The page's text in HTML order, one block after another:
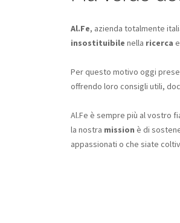
Al.Fe, azienda totalmente
insostituibile nella ricerca
Per questo motivo oggi
offrendo loro consigli utili,
Al.Fe è sempre più al vostro
la nostra mission è di
appassionati o che siate